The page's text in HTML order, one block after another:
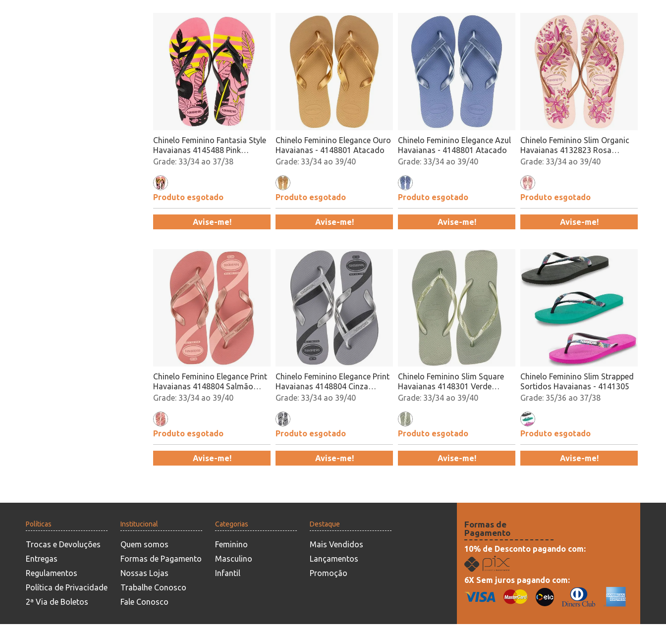
Chinelo Feminino Fantasia Style
Havaianas 4145488 Pink
Atacado33/34 ao 37/38
Produto esgotado
Avise-me!
Chinelo Feminino Elegance Ouro
Havaianas - 4148801 Atacado
33/34 ao 39/40
Produto esgotado
Avise-me!
Chinelo Feminino Elegance Azul
Havaianas - 4148801 Atacado
33/34 ao 39/40
Produto esgotado
Avise-me!
Chinelo Feminino Slim Organic
Havaianas 4132823 Rosa
Atacado33/34 ao 39/40
Produto esgotado
Avise-me!
Chinelo Feminino Elegance Print
Havaianas 4148804 Salmão
Atacado33/34 ao 39/40
Produto esgotado
Avise-me!
Chinelo Feminino Elegance Print
Havaianas 4148804 Cinza
Atacado33/34 ao 39/40
Produto esgotado
Avise-me!
Chinelo Feminino Slim Square
Havaianas 4148301 Verde
Atacado33/34 ao 39/40
Produto esgotado
Avise-me!
Chinelo Feminino Slim Strapped
Sortidos Havaianas - 4141305
35/36 ao 37/38
Produto esgotado
Avise-me!
Políticas
Trocas e Devoluções
Entregas
Regulamentos
Política de Privacidade
2ª Via de Boletos
Institucional
Quem somos
Formas de Pagamento
Nossas Lojas
Trabalhe Conosco
Fale Conosco
Categorias
Feminino
Masculino
Infantil
Destaque
Mais Vendidos
Lançamentos
Promoção
Formas de
Pagamento
10% de Desconto pagando com:
6X Sem juros pagando com: